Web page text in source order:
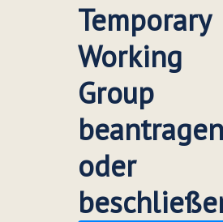
Temporary
Working
Group
beantragen
oder